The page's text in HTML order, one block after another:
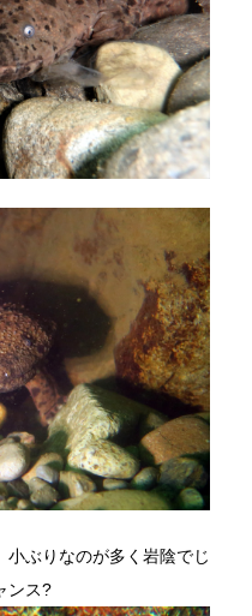
小ぶりなのが多く岩陰でじ
ンス?